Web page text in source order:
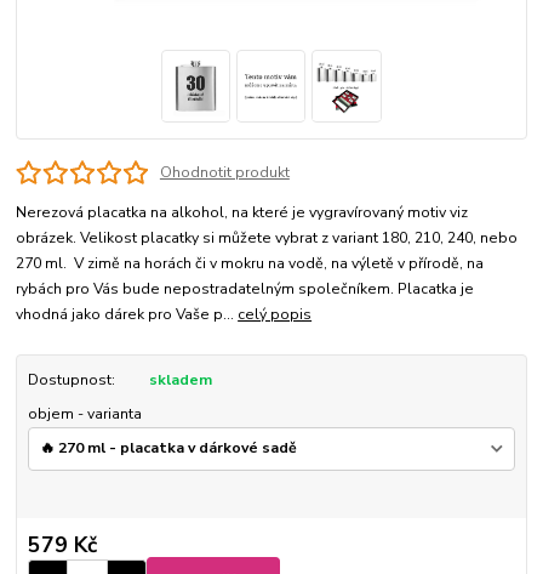
Ohodnotit produkt
Nerezová placatka na alkohol, na které je vygravírovaný motiv viz
obrázek. Velikost placatky si můžete vybrat z variant 180, 210, 240, nebo
270 ml. V zimě na horách či v mokru na vodě, na výletě v přírodě, na
rybách pro Vás bude nepostradatelným společníkem. Placatka je
vhodná jako dárek pro Vaše p... celý popis
Dostupnost:
skladem
objem - varianta
579 Kč